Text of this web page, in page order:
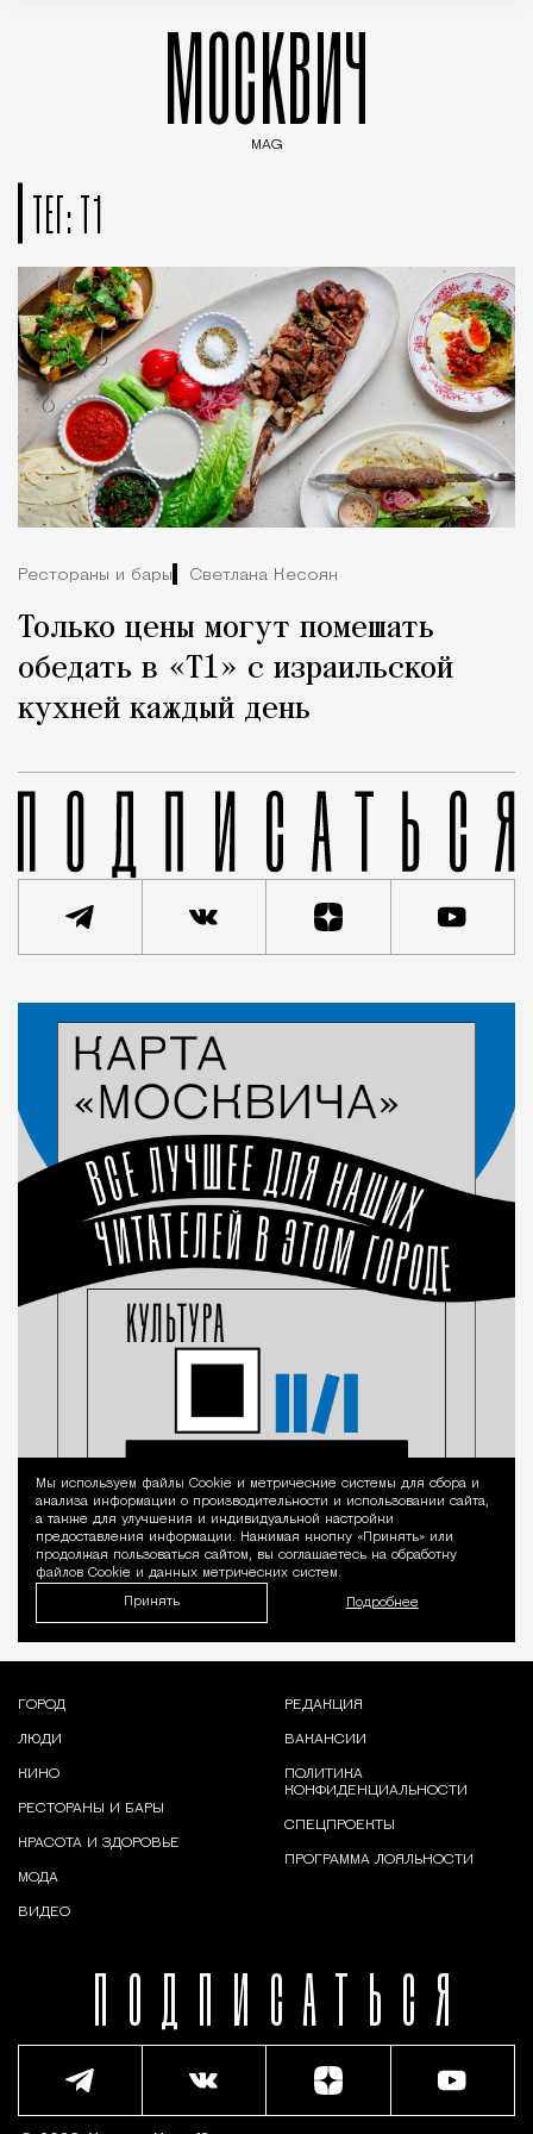
МОСКВИЧ
MAG
ТЕГ: Т1
Рестораны и бары Светлана Кесоян
Только цены могут помешать
обедать в «Т1» с израильской
кухней каждый день
Уведомление
Мы используем файлы Сookie и метрические системы для сбора и
анализа информации о производительности и использовании сайта,
а также для улучшения и индивидуальной настройки
предоставления информации. Нажимая кнопку «Принять» или
продолжая пользоваться сайтом, вы соглашаетесь на обработку
файлов Cookie и данных метрических систем.
Принять Подробнее
ПОДПИСАТЬСЯ
ГОРОД
ЛЮДИ
КИНО
РЕСТОРАНЫ И БАРЫ
КРАСОТА И ЗДОРОВЬЕ
МОДА
ВИДЕО
РЕДАКЦИЯ
ВАКАНСИИ
ПОЛИТИКА
КОНФИДЕНЦИАЛЬНОСТИ
СПЕЦПРОЕКТЫ
ПРОГРАММА ЛОЯЛЬНОСТИ